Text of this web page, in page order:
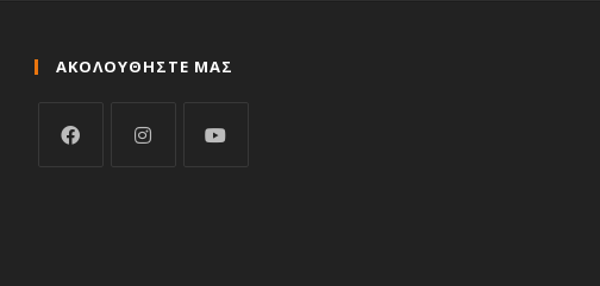
ΑΚΟΛΟΥΘΉΣΤΕ ΜΑΣ